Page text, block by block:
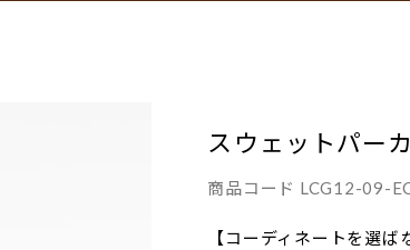
スウェットパー
商品コード LCG12-09-
【コーディネートを選ば